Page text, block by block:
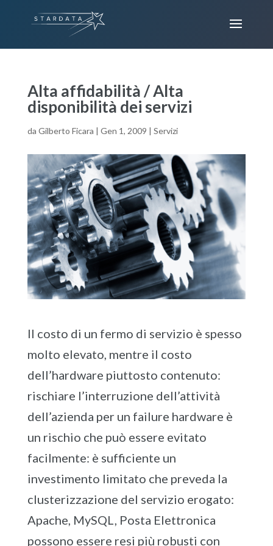
Alta affidabilità / Alta
disponibilità dei servizi
da Gilberto Ficara | Gen 1, 2009 | Servizi
Il costo di un fermo di servizio è spesso
molto elevato, mentre il costo
dell’hardware piuttosto contenuto:
rischiare l’interruzione dell’attività
dell’azienda per un failure hardware è
un rischio che può essere evitato
facilmente: è sufficiente un
investimento limitato che preveda la
clusterizzazione del servizio erogato:
Apache, MySQL, Posta Elettronica
possono essere resi più robusti con